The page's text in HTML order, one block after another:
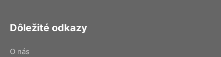
Dôležité odkazy
O nás